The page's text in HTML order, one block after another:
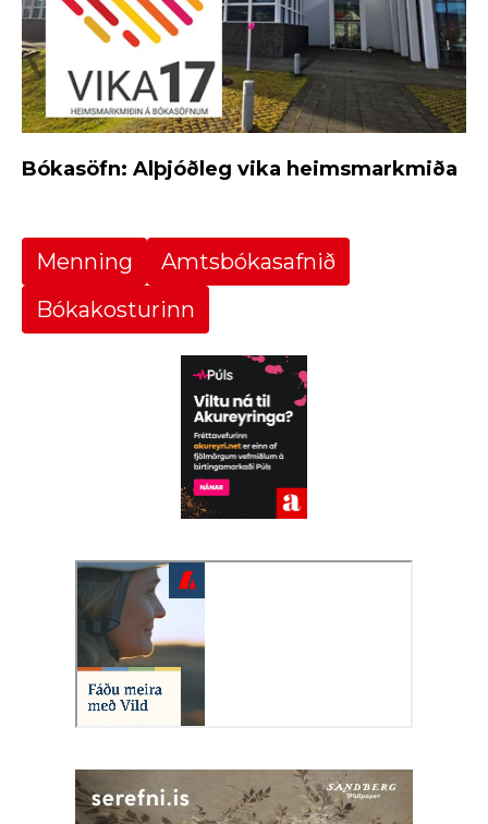
Bókasöfn: Alþjóðleg vika heimsmarkmiða
Menning
Amtsbókasafnið
Bókakosturinn